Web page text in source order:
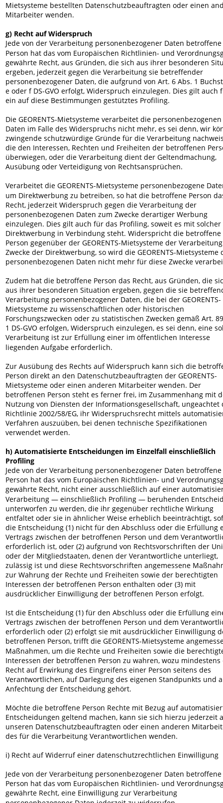
Mietsysteme bestellten Datenschutzbeauftragten oder einen
Mitarbeiter wenden.
g) Recht auf Widerspruch
Jede von der Verarbeitung personenbezogener Daten betroffene
Person hat das vom Europäischen Richtlinien- und
gewährte Recht, aus Gründen, die sich aus ihrer besonderen
ergeben, jederzeit gegen die Verarbeitung sie betreffender
personenbezogener Daten, die aufgrund von Art. 6 Abs. 1
e oder f DS-GVO erfolgt, Widerspruch einzulegen. Dies gilt auch
ein auf diese Bestimmungen gestütztes Profiling.
Die GEORENTS-Mietsysteme verarbeitet die personenbezogenen
Daten im Falle des Widerspruchs nicht mehr, es sei denn, wir
zwingende schutzwürdige Gründe für die Verarbeitung
die den Interessen, Rechten und Freiheiten der betroffenen
überwiegen, oder die Verarbeitung dient der Geltendmachung,
Ausübung oder Verteidigung von Rechtsansprüchen.
Verarbeitet die GEORENTS-Mietsysteme personenbezogene
um Direktwerbung zu betreiben, so hat die betroffene Person
Recht, jederzeit Widerspruch gegen die Verarbeitung der
personenbezogenen Daten zum Zwecke derartiger Werbung
einzulegen. Dies gilt auch für das Profiling, soweit es mit solcher
Direktwerbung in Verbindung steht. Widerspricht die betroffene
Person gegenüber der GEORENTS-Mietsysteme der
Zwecke der Direktwerbung, so wird die GEORENTS-Mietsysteme
personenbezogenen Daten nicht mehr für diese Zwecke
Zudem hat die betroffene Person das Recht, aus Gründen, die
aus ihrer besonderen Situation ergeben, gegen die sie
Verarbeitung personenbezogener Daten, die bei der GEORENTS-
Mietsysteme zu wissenschaftlichen oder historischen
Forschungszwecken oder zu statistischen Zwecken gemäß Art.
1 DS-GVO erfolgen, Widerspruch einzulegen, es sei denn, eine
Verarbeitung ist zur Erfüllung einer im öffentlichen Interesse
liegenden Aufgabe erforderlich.
Zur Ausübung des Rechts auf Widerspruch kann sich die
Person direkt an den Datenschutzbeauftragten der GEORENTS-
Mietsysteme oder einen anderen Mitarbeiter wenden. Der
betroffenen Person steht es ferner frei, im Zusammenhang mit
Nutzung von Diensten der Informationsgesellschaft,
Richtlinie 2002/58/EG, ihr Widerspruchsrecht mittels
Verfahren auszuüben, bei denen technische Spezifikationen
verwendet werden.
h) Automatisierte Entscheidungen im Einzelfall einschließlich
Profiling
Jede von der Verarbeitung personenbezogener Daten betroffene
Person hat das vom Europäischen Richtlinien- und
gewährte Recht, nicht einer ausschließlich auf einer
Verarbeitung — einschließlich Profiling — beruhenden
unterworfen zu werden, die ihr gegenüber rechtliche Wirkung
entfaltet oder sie in ähnlicher Weise erheblich beeinträchtigt,
die Entscheidung (1) nicht für den Abschluss oder die Erfüllung
Vertrags zwischen der betroffenen Person und dem
erforderlich ist, oder (2) aufgrund von Rechtsvorschriften der
oder der Mitgliedstaaten, denen der Verantwortliche unterliegt,
zulässig ist und diese Rechtsvorschriften angemessene
zur Wahrung der Rechte und Freiheiten sowie der berechtigten
Interessen der betroffenen Person enthalten oder (3) mit
ausdrücklicher Einwilligung der betroffenen Person erfolgt.
Ist die Entscheidung (1) für den Abschluss oder die Erfüllung
Vertrags zwischen der betroffenen Person und dem
erforderlich oder (2) erfolgt sie mit ausdrücklicher Einwilligung
betroffenen Person, trifft die GEORENTS-Mietsysteme
Maßnahmen, um die Rechte und Freiheiten sowie die
Interessen der betroffenen Person zu wahren, wozu
Recht auf Erwirkung des Eingreifens einer Person seitens des
Verantwortlichen, auf Darlegung des eigenen Standpunkts und
Anfechtung der Entscheidung gehört.
Möchte die betroffene Person Rechte mit Bezug auf
Entscheidungen geltend machen, kann sie sich hierzu jederzeit
unseren Datenschutzbeauftragten oder einen anderen
des für die Verarbeitung Verantwortlichen wenden.
i) Recht auf Widerruf einer datenschutzrechtlichen Einwilligung
Jede von der Verarbeitung personenbezogener Daten betroffene
Person hat das vom Europäischen Richtlinien- und
gewährte Recht, eine Einwilligung zur Verarbeitung